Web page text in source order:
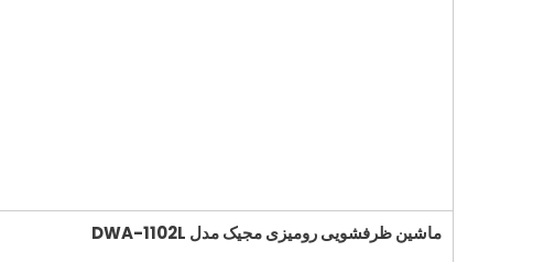
ماشین ظرفشویی رومیزی مجیک مدل DWA-1102L